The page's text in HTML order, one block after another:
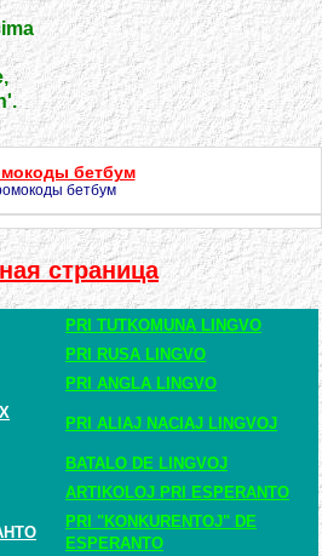
бетбум
бетбум
страница
PRI TUTKOMUNA LINGVO
PRI RUSA LINGVO
PRI ANGLA LINGVO
PRI ALIAJ NACIAJ LINGVOJ
BATALO DE LINGVOJ
ARTIKOLOJ PRI ESPERANTO
PRI "KONKURENTOJ" DE
ESPERANTO